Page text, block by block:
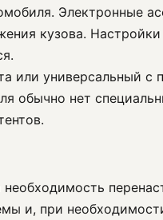
Электронные
кузова. Настройки
или универсальный с
обычно нет
и, при